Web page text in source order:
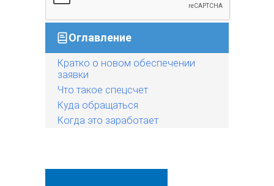
Оглавление
Кратко о новом обеспечении
заявки
Что такое спецсчет
Куда обращаться
Когда это заработает